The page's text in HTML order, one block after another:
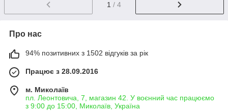
1 / 4
Про нас
94% позитивних з 1502 відгуків за рік
Працює з 28.09.2016
м. Миколаїв
пл. Леонтовича, 7, магазин 42. У воєнний час працюємо
з 9:00 до 15:00, Миколаїв, Україна